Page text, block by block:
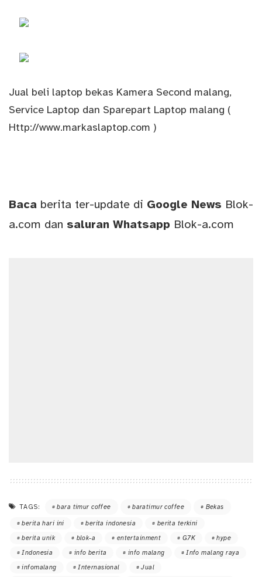
Jual beli laptop bekas Kamera Second malang,
Service Laptop dan Sparepart Laptop malang (
Http://www.markaslaptop.com )
Baca berita ter-update di Google News Blok-
a.com dan saluran Whatsapp Blok-a.com
TAGS: bara timur coffee baratimur coffee Bekas
berita hari ini berita indonesia
berita terkini
berita unik
blok-a entertainment G7K
hype
Indonesia
info berita info malang
Info malang raya
infomalang
Internasional
Jual